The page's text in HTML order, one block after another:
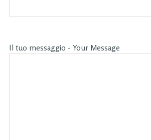
Il tuo messaggio - Your Message